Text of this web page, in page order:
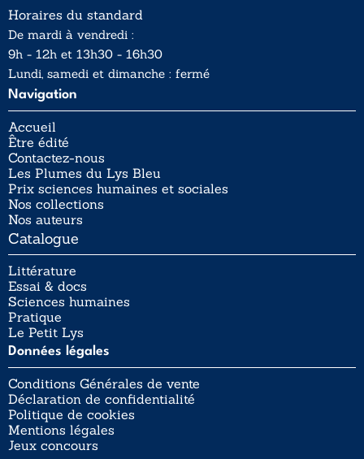
Horaires du standard
De mardi à vendredi :
9h - 12h et 13h30 - 16h30
Lundi, samedi et dimanche : fermé
Navigation
Accueil
Être édité
Contactez-nous
Les Plumes du Lys Bleu
Prix sciences humaines et sociales
Nos collections
Nos auteurs
Catalogue
Littérature
Essai & docs
Sciences humaines
Pratique
Le Petit Lys
Données légales
Conditions Générales de vente
Déclaration de confidentialité
Politique de cookies
Mentions légales
Jeux concours